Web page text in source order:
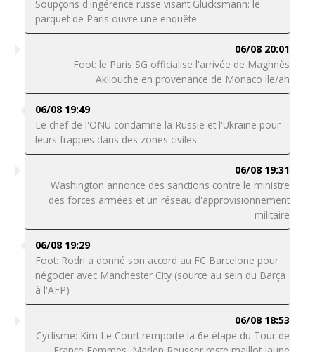
Soupçons d'ingérence russe visant Glucksmann: le
parquet de Paris ouvre une enquête
06/08 20:01
Foot: le Paris SG officialise l'arrivée de Maghnès
Akliouche en provenance de Monaco lle/ah
06/08 19:49
Le chef de l'ONU condamne la Russie et l'Ukraine pour
leurs frappes dans des zones civiles
06/08 19:31
Washington annonce des sanctions contre le ministre
des forces armées et un réseau d'approvisionnement
militaire
06/08 19:29
Foot: Rodri a donné son accord au FC Barcelone pour
négocier avec Manchester City (source au sein du Barça
à l'AFP)
06/08 18:53
Cyclisme: Kim Le Court remporte la 6e étape du Tour de